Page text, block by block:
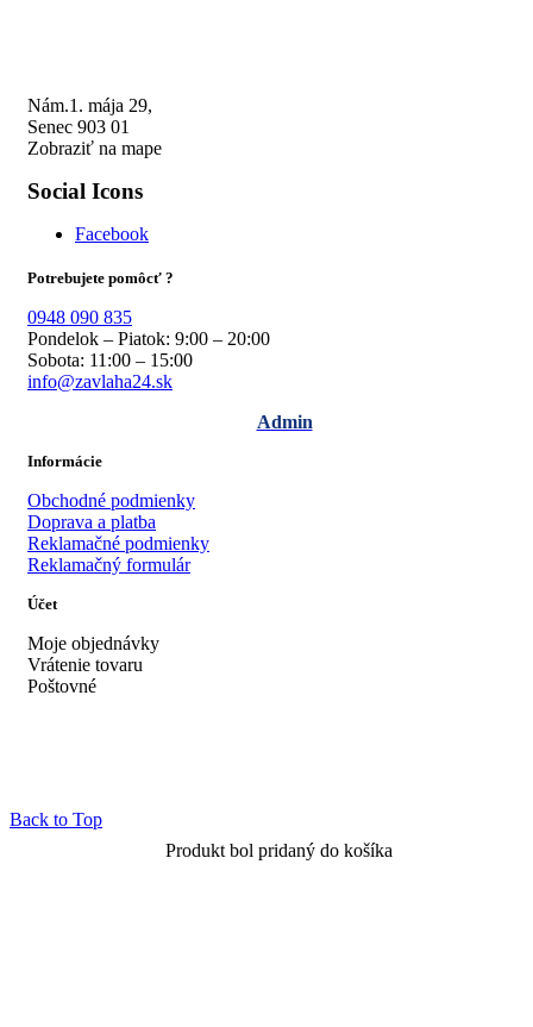
Nám.1. mája 29,
Senec 903 01
Zobraziť na mape
Social Icons
Facebook
Potrebujete pomôcť ?
0948 090 835
Pondelok – Piatok: 9:00 – 20:00
Sobota: 11:00 – 15:00
info@zavlaha24.sk
Admin
Informácie
Obchodné podmienky
Doprava a platba
Reklamačné podmienky
Reklamačný formulár
Účet
Moje objednávky
Vrátenie tovaru
Poštovné
Back to Top
Produkt bol pridaný do košíka